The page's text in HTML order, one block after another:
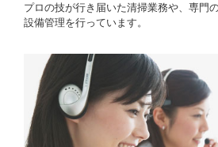
プロの技が行き届いた清掃業務や、専門
設備管理を行っています。